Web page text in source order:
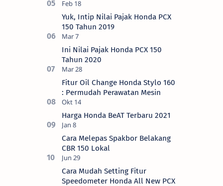
Yuk, Intip Nilai Pajak Honda PCX
150 Tahun 2019
Ini Nilai Pajak Honda PCX 150
Tahun 2020
Fitur Oil Change Honda Stylo 160
: Permudah Perawatan Mesin
Harga Honda BeAT Terbaru 2021
Cara Melepas Spakbor Belakang
CBR 150 Lokal
Cara Mudah Setting Fitur
Speedometer Honda All New PCX